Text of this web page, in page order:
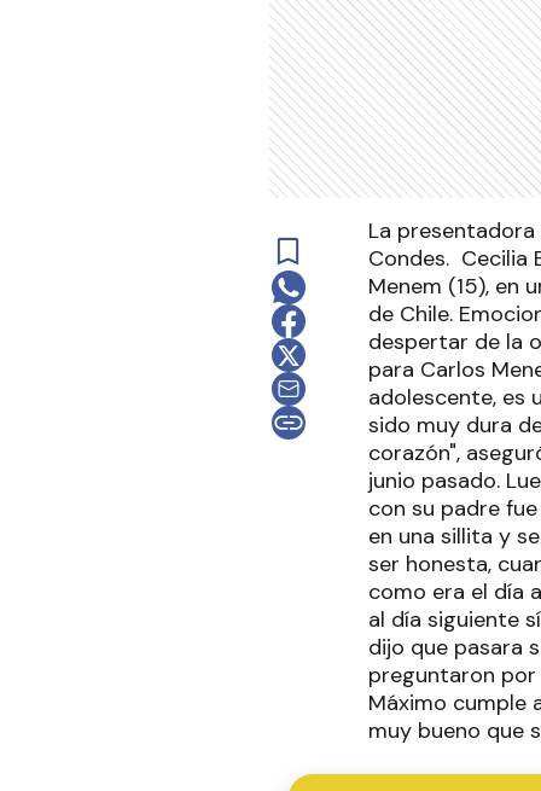
La
Condes. Cecilia
Menem (15), en
de Chile.
despertar de la
para Carlos
adolescente, es
sido muy dura
corazón",
junio pasado.
con su padre
en una sillita y
ser honesta,
como era el día
al día siguiente
dijo que pasara
preguntaron por
Máximo cumple
muy bueno que